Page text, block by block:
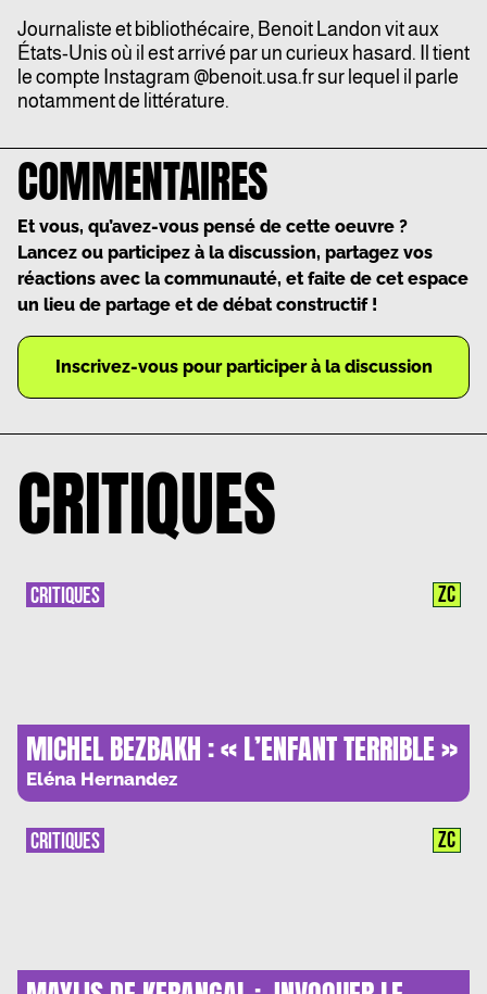
Journaliste et bibliothécaire, Benoit Landon vit aux
États-Unis où il est arrivé par un curieux hasard. Il tient
le compte Instagram @benoit.usa.frsur lequel il parle
notamment de littérature.
COMMENTAIRES
Et vous, qu’avez-vous pensé de cette oeuvre ?
Lancez ou participez à la discussion, partagez vos
réactions avec la communauté, et faite de cet espace
un lieu de partage et de débat constructif !
Inscrivez-vous pour participer à la discussion
CRITIQUES
MICHEL BEZBAKH : « L’ENFANT TERRIBLE »
DU XXIE SIECLE ?
Eléna Hernandez
CRITIQUES ZC
CRITIQUES ZC